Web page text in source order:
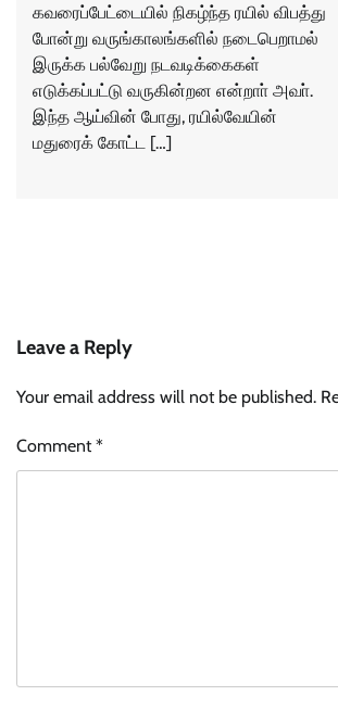
கவரைப்பேட்டையில் நிகழ்ந்த ரயில் விபத்து
போன்று வருங்காலங்களில் நடைபெறாமல்
இருக்க பல்வேறு நடவடிக்கைகள்
எடுக்கப்பட்டு வருகின்றன என்றாா் அவா்.
இந்த ஆய்வின் போது, ரயில்வேயின்
மதுரைக் கோட்ட […]
Leave a Reply
Your email address will not be published.
Comment*